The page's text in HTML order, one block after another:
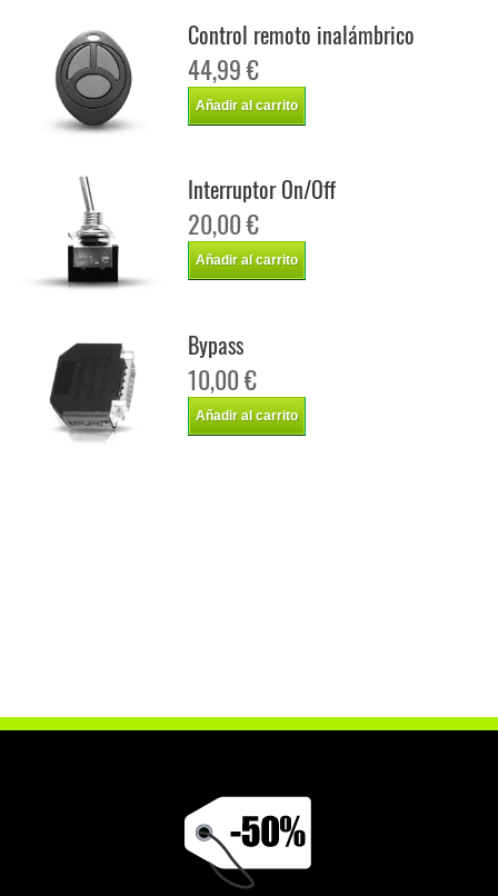
Control remoto inalámbrico
44,99 €
Añadir al carrito
Interruptor On/Off
20,00 €
Añadir al carrito
Bypass
10,00 €
Añadir al carrito